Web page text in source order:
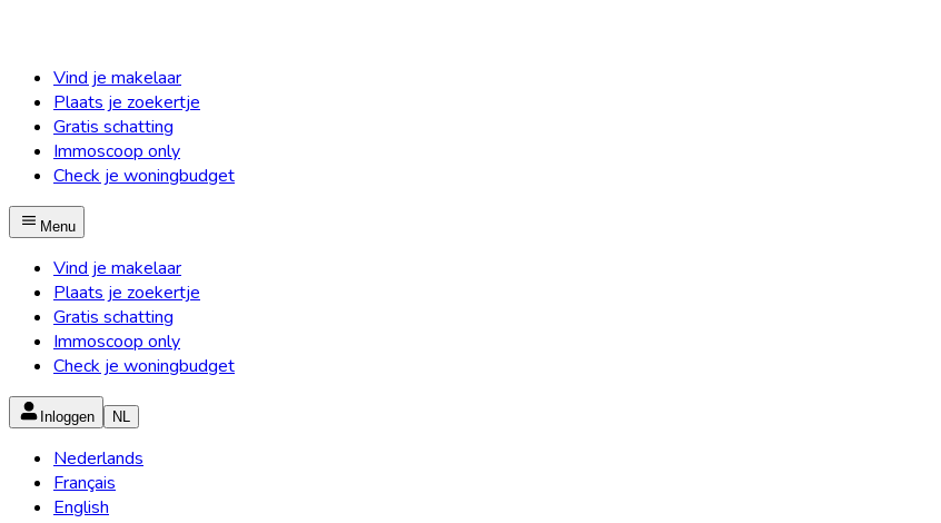
Vind je makelaar
Plaats je zoekertje
Gratis schatting
Immoscoop only
Check je woningbudget
Menu
Vind je makelaar
Plaats je zoekertje
Gratis schatting
Immoscoop only
Check je woningbudget
Inloggen NL
Nederlands
Français
English